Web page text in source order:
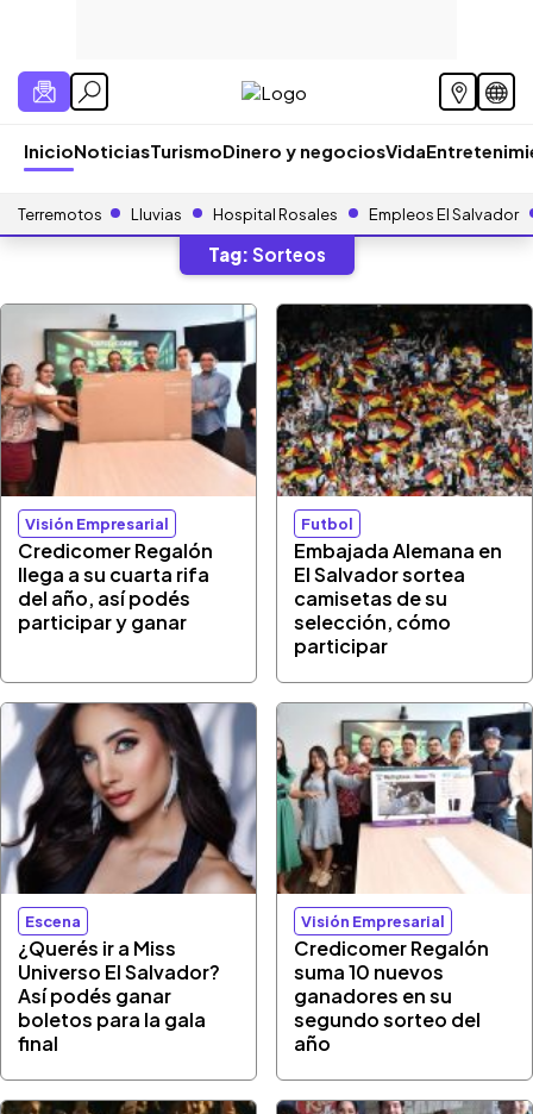
InicioNoticiasTurismoDinero y negociosVida
Terremotos Lluvias Hospital Rosales Empleos El Salvador
Tag: Sorteos
Visión Empresarial
Credicomer Regalón
llega a su cuarta rifa
del año, así podés
participar y ganar
Futbol
Embajada Alemana en
El Salvador sortea
camisetas de su
selección, cómo
participar
Escena
¿Querés ir a Miss
Universo El Salvador?
Así podés ganar
boletos para la gala
final
Visión Empresarial
Credicomer Regalón
suma 10 nuevos
ganadores en su
segundo sorteo del
año